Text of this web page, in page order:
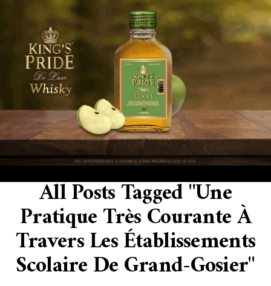
All Posts Tagged "une
Pratique Très Courante À
Travers Les Établissements
Scolaire De Grand-Gosier"